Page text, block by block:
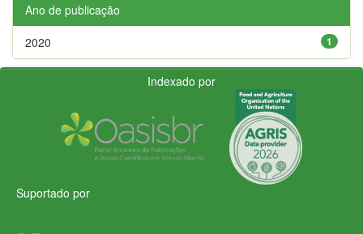
Ano de publicação
1
2020
Indexado por
Suportado por